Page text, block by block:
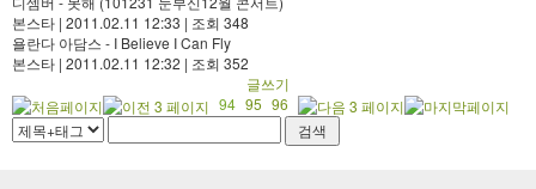
본스타 | 2011.02.11 12:33 | 조회 348
욜란다 아담스 - I Believe I Can Fly
본스타 | 2011.02.11 12:32 | 조회 352
글쓰기
94 95 96